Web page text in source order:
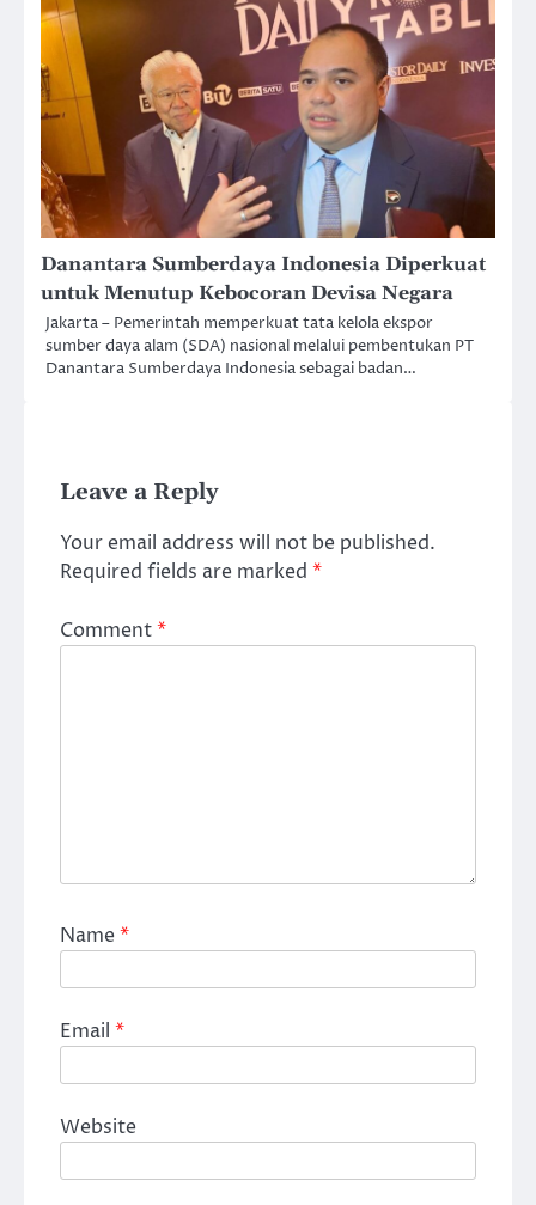
Danantara Sumberdaya Indonesia Diperkuat
untuk Menutup Kebocoran Devisa Negara
Jakarta – Pemerintah memperkuat tata kelola ekspor
sumber daya alam (SDA) nasional melalui pembentukan PT
Danantara Sumberdaya Indonesia sebagai badan…
Leave a Reply
Your email address will not be published.
Required fields are marked *
Comment*
Name*
Email *
Website